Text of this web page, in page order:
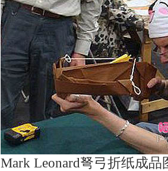
Mark Leonard弩弓折纸成品